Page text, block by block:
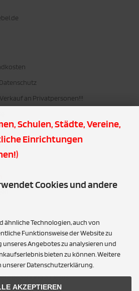
an Privatpersonen!!!
Beziehung zu Jesus
Schulen, Städte, Vereine,
Einrichtungen
Cookies und andere
ähnliche Technologien, auch von
Funktionsweise der Website zu
Angebotes zu analysieren und
bieten zu können. Weitere
Datenschutzerklärung.
AKZEPTIEREN